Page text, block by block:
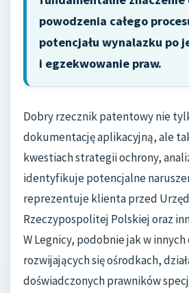
powodzenia całego
potencjału wynalazku po
i egzekwowanie praw.
Dobry rzecznik patentowy nie
dokumentację aplikacyjną, ale
kwestiach strategii ochrony,
identyfikuje potencjalne
reprezentuje klienta przed
Rzeczypospolitej Polskiej oraz
W Legnicy, podobnie jak w
rozwijających się ośrodkach,
doświadczonych prawników